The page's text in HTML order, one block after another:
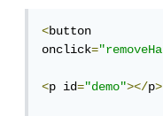
<button
onclick=
<p id="demo"></p>